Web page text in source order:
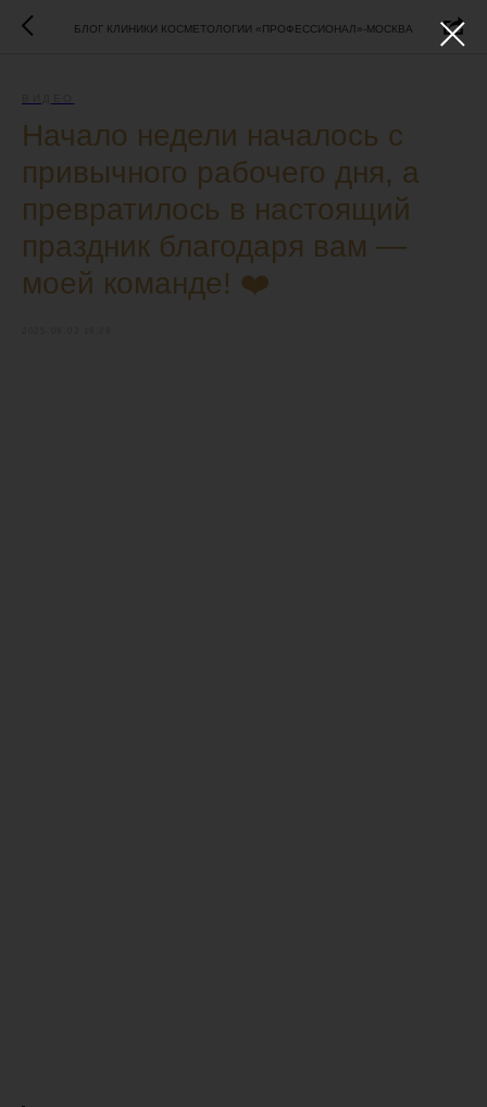
БЛОГ КЛИНИКИ КОСМЕТОЛОГИИ «ПРОФЕССИОНАЛ»-МОСКВА
Начало недели началось с
привычного рабочего дня, а
превратилось в настоящий
праздник благодаря вам —
моей команде! ❤️